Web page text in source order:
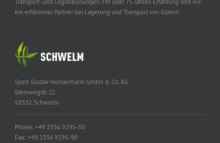
Transport- und Logistiklösungen. Mit über 75 Jahren Erfahrung sind wir
ein erfahrener Partner bei Lagerung und Transport von Gütern.
Sped. Gustav Honselmann GmbH & Co. KG
Steinwegstr. 22
58332 Schwelm
Phone: +49 2336 9295-50
Fax: +49 2336 9295-90